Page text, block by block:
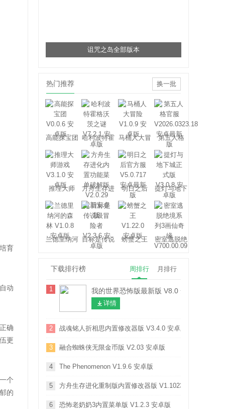
育
动
确
更
个
的
诅咒之岛全部版本
热门推荐 换一批
高能探宝团
哈利波特霍
格沃茨之谜
马桶人大冒
第五人格
推理大师
方舟生存进
化
明日之后
提灯与地下
城
兰德里纳河
目标是传说
级冒险者
螃蟹之王
密室逃脱绝
境系列3画
下载排行榜 周排行 月排行
1 我的世界恐怖版最新版 V8.0 安卓版
详情
2 战魂铭人折相思内置修改器版 V3.4.0 安卓版
3 融合蜘蛛侠无限金币版 V2.03 安卓版
4 The Phenomenon V1.9.6 安卓版
5 方舟生存进化重制版内置修改器版 V1.10238 安卓版
6 恐怖老奶奶3内置菜单版 V1.2.3 安卓版